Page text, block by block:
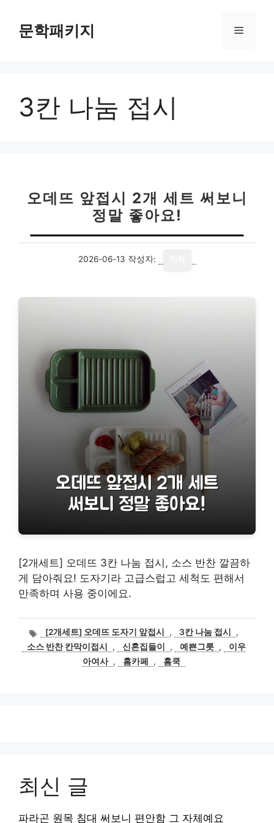
문학패키지 메
3칸 나눔 접시
오데뜨 앞접시 2개 세트 써보니
정말 좋아요!
2026-06-13 작성자:
[2개세트] 오데뜨 3칸 나눔 접시, 소스 반찬 깔끔하
게 담아줘요! 도자기라 고급스럽고 세척도 편해서
만족하며 사용 중이에요.
태
그
[2개세트] 오데뜨 도자기 앞접시 , 3칸 나눔 접시
,
소스 반찬 칸막이접시
, 신혼집들이 , 예쁜그릇 ,
이우
아여사 , 홈카페 , 홈쿡
최신 글
파라곤 원목 침대 써보니 편안함 그 자체예요